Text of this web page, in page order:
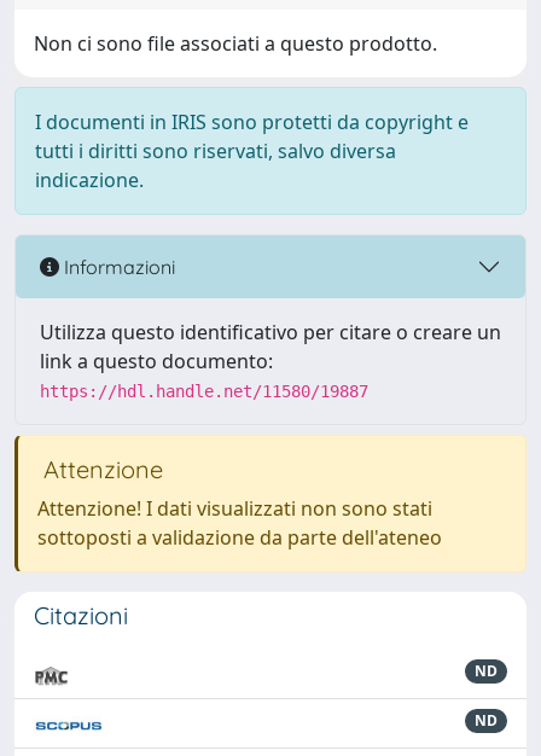
Non ci sono file associati a questo prodotto.
I documenti in IRIS sono protetti da copyright e
tutti i diritti sono riservati, salvo diversa
indicazione.
Informazioni
Utilizza questo identificativo per citare o creare un
link a questo documento:
https://hdl.handle.net/11580/19887
Attenzione
Attenzione! I dati visualizzati non sono stati
sottoposti a validazione da parte dell'ateneo
Citazioni
ND
ND